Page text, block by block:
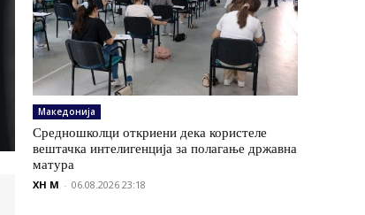
Македонија
Средношколци откриени дека користеле
вештачка интелигенција за полагање државна
матура
XH M - 06.08.2026 23:18